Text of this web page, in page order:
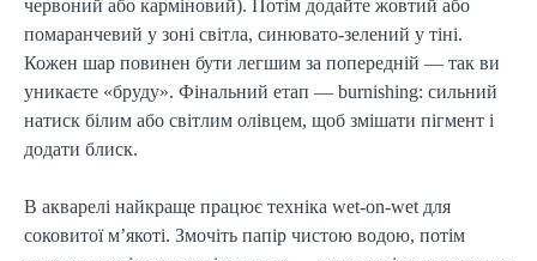
червоний або карміновий). Потім додайте жовтий або
помаранчевий у зоні світла, синювато-зелений у тіні.
Кожен шар повинен бути легшим за попередній — так ви
уникаєте «бруду». Фінальний етап — burnishing: сильний
натиск білим або світлим олівцем, щоб змішати пігмент і
додати блиск.
В акварелі найкраще працює техніка wet-on-wet для
соковитої м’якоті. Змочіть папір чистою водою, потім